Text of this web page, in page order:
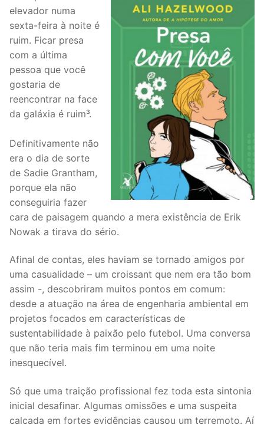
elevador numa
sexta-feira à noite é
ruim. Ficar presa
com a última
pessoa que você
gostaria de
reencontrar na face
da galáxia é ruim³.
Definitivamente não
era o dia de sorte
de Sadie Grantham,
porque ela não
conseguiria fazer
cara de paisagem quando a mera existência de Erik
Nowak a tirava do sério.
Afinal de contas, eles haviam se tornado amigos por
uma casualidade – um croissant que nem era tão bom
assim -, descobriram muitos pontos em comum:
desde a atuação na área de engenharia ambiental em
projetos focados em características de
sustentabilidade à paixão pelo futebol. Uma conversa
que não teria mais fim terminou em uma noite
inesquecível.
Só que uma traição profissional fez toda esta sintonia
inicial desafinar. Algumas omissões e uma suspeita
calcada em fortes evidências causou um terremoto. Aí